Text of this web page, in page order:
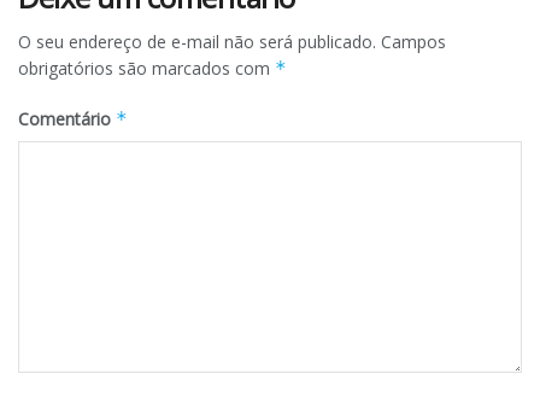
O seu endereço de e-mail não será publicado. Campos
obrigatórios são marcados com *
Comentário *